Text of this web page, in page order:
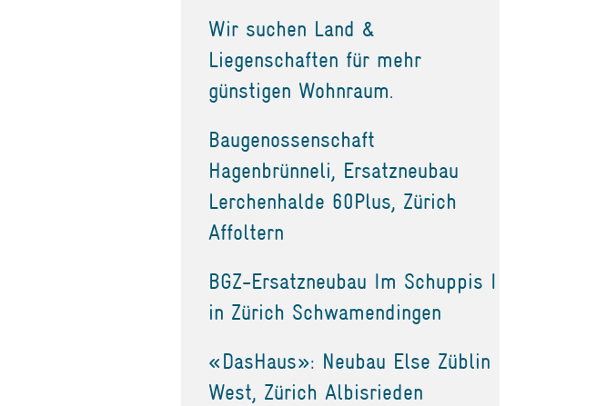
Wir suchen Land &
Liegenschaften für mehr
günstigen Wohnraum.
Baugenossenschaft
Hagenbrünneli, Ersatzneubau
Lerchenhalde 60Plus, Zürich
Affoltern
BGZ-Ersatzneubau Im Schuppis I
in Zürich Schwamendingen
«DasHaus»: Neubau Else Züblin
West, Zürich Albisrieden